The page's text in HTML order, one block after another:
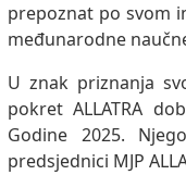
prepoznat po svom
međunarodne
U znak priznanja
pokret ALLATRA
Godine 2025.
predsjednici MJP